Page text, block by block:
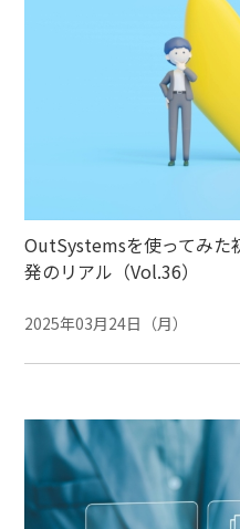
OutSystemsを使ってみた
発のリアル（Vol.36）
2025年03月24日（月）